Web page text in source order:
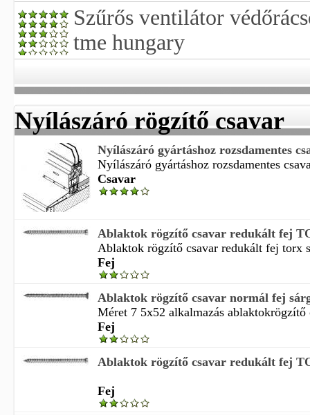
Szűrős ventilátor
tme hungary
Nyílászáró rögzítő csavar
Nyílászáró gyártáshoz rozsdamentes
Nyílászáró gyártáshoz rozsdamentes
Csavar
Ablaktok rögzítő csavar redukált fej
Ablaktok rögzítő csavar redukált fej torx
Fej
Ablaktok rögzítő csavar normál fej
Méret 7 5x52 alkalmazás ablaktokrögzítő
Fej
Ablaktok rögzítő csavar redukált fej
Fej